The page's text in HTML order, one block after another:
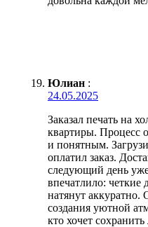
Юлиан :
24.05.2025
Заказал печать на
квартиры. Процесс
и понятным.
оплатил заказ.
следующий день уже
впечатлило: четкие
натянут аккуратно.
создания уютной
кто хочет